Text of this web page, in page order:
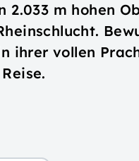
2.033 m hohen
ihrer vollen